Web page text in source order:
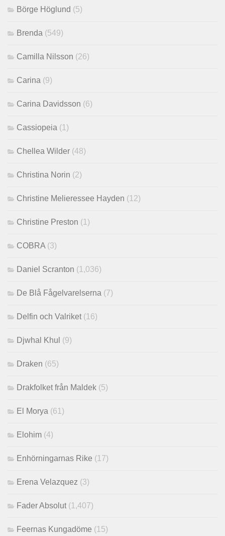
Börge Höglund (5)
Brenda (549)
Camilla Nilsson (26)
Carina (9)
Carina Davidsson (6)
Cassiopeia (1)
Chellea Wilder (48)
Christina Norin (2)
Christine Melieressee Hayden (12)
Christine Preston (1)
COBRA (3)
Daniel Scranton (1,036)
De Blå Fågelvarelserna (7)
Delfin och Valriket (16)
Djwhal Khul (9)
Draken (65)
Drakfolket från Maldek (5)
El Morya (61)
Elohim (4)
Enhörningarnas Rike (17)
Erena Velazquez (3)
Fader Absolut (1,407)
Feernas Kungadöme (15)